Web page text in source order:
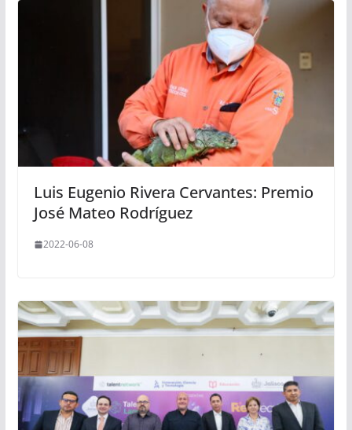
Luis Eugenio Rivera Cervantes: Premio
José Mateo Rodríguez
2022-06-08